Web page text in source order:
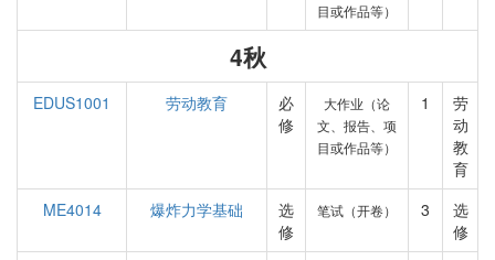
目或作品等）
4秋
EDUS1001 劳动教育
必
修
大作业（论
文、报告、项
目或作品等）
1
劳
动
教
育
ME4014
爆炸力学基础
选
修
笔试（开卷） 3
选
修